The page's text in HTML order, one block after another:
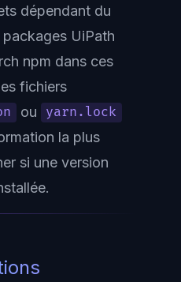
dépendant du
UiPath
npm dans ces
fichiers
ou yarn.lock
la plus
si une version